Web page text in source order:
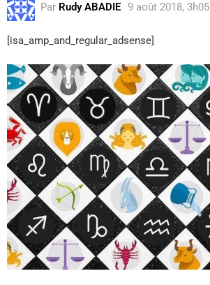
Par Rudy ABADIE 9 août 2018, 3h05
[isa_amp_and_regular_adsense]